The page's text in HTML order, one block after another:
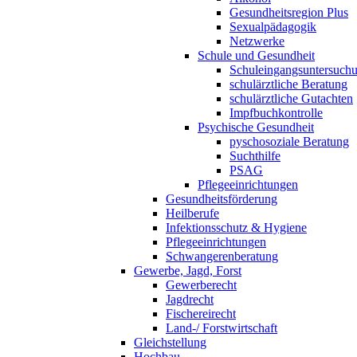
Gesundheitsregion Plus
Sexualpädagogik
Netzwerke
Schule und Gesundheit
schulärztliche Beratung
schulärztliche Gutachten
Impfbuchkontrolle
Psychische Gesundheit
pyschosoziale Beratung
Suchthilfe
PSAG
Pflegeeinrichtungen
Gesundheitsförderung
Heilberufe
Infektionsschutz & Hygiene
Pflegeeinrichtungen
Schwangerenberatung
Gewerbe, Jagd, Forst
Gewerberecht
Jagdrecht
Fischereirecht
Land-/ Forstwirtschaft
Gleichstellung